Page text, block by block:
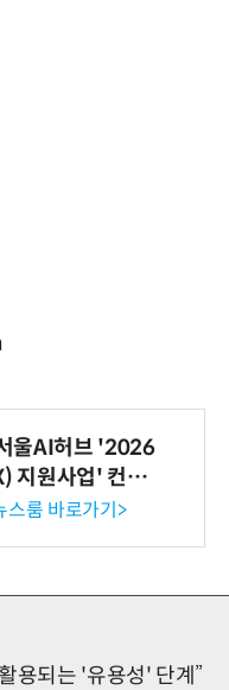
울AI허브 '2026
지원사업' 컨소
스룸 바로가기>
용되는 '유용성' 단계”